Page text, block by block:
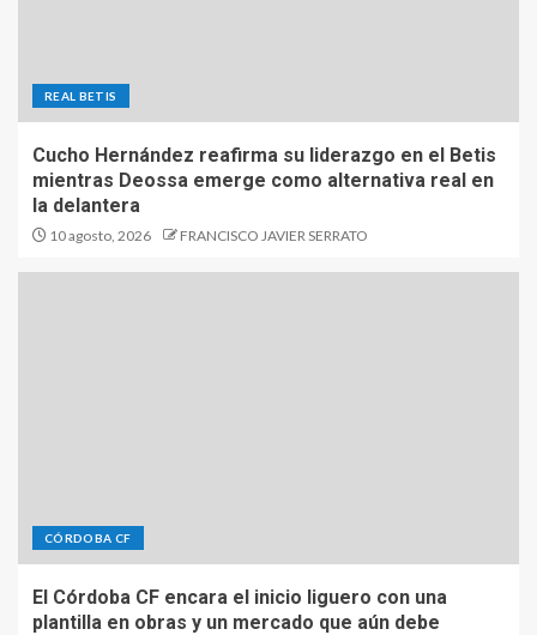
REAL BETIS
Cucho Hernández reafirma su liderazgo en el Betis
mientras Deossa emerge como alternativa real en
la delantera
10 agosto, 2026 FRANCISCO JAVIER SERRATO
CÓRDOBA CF
El Córdoba CF encara el inicio liguero con una
plantilla en obras y un mercado que aún debe